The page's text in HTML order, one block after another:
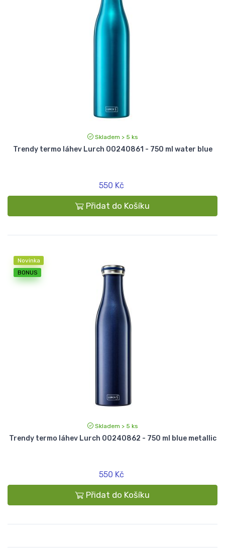
Skladem > 5 ks
Trendy termo láhev Lurch 00240861 - 750 ml water blue
550 Kč
Přidat do Košíku
Novinka
BONUS
Skladem > 5 ks
Trendy termo láhev Lurch 00240862 - 750 ml blue metallic
550 Kč
Přidat do Košíku